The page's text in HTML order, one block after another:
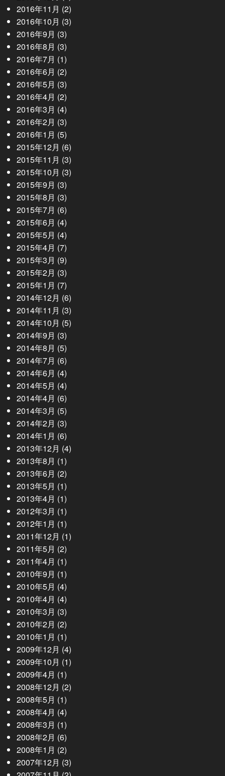
2016年11月 (2)
2016年10月 (3)
2016年9月 (3)
2016年8月 (3)
2016年7月 (1)
2016年6月 (2)
2016年5月 (3)
2016年4月 (2)
2016年3月 (4)
2016年2月 (3)
2016年1月 (5)
2015年12月 (6)
2015年11月 (3)
2015年10月 (3)
2015年9月 (3)
2015年8月 (3)
2015年7月 (6)
2015年6月 (4)
2015年5月 (4)
2015年4月 (7)
2015年3月 (9)
2015年2月 (3)
2015年1月 (7)
2014年12月 (6)
2014年11月 (3)
2014年10月 (5)
2014年9月 (3)
2014年8月 (5)
2014年7月 (6)
2014年6月 (4)
2014年5月 (4)
2014年4月 (6)
2014年3月 (5)
2014年2月 (3)
2014年1月 (6)
2013年12月 (4)
2013年8月 (1)
2013年6月 (2)
2013年5月 (1)
2013年4月 (1)
2012年3月 (1)
2012年1月 (1)
2011年12月 (1)
2011年5月 (2)
2011年4月 (1)
2010年9月 (1)
2010年5月 (4)
2010年4月 (4)
2010年3月 (3)
2010年2月 (2)
2010年1月 (1)
2009年12月 (4)
2009年10月 (1)
2009年4月 (1)
2008年12月 (2)
2008年5月 (1)
2008年4月 (4)
2008年3月 (1)
2008年2月 (6)
2008年1月 (2)
2007年12月 (3)